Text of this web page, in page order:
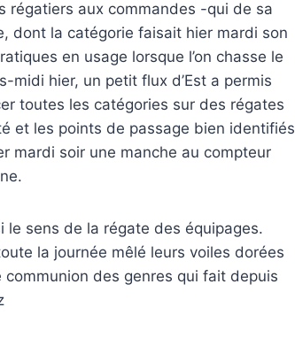
régatiers aux commandes -qui de sa
dont la catégorie faisait hier mardi son
en usage lorsque l’on chasse le
midi hier, un petit flux d’Est a permis
toutes les catégories sur des régates
et les points de passage bien identifiés
mardi soir une manche au compteur
le sens de la régate des équipages.
la journée mêlé leurs voiles dorées
des genres qui fait depuis